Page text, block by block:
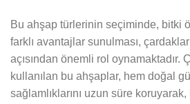
Bu ahşap türlerinin seçiminde, bitki
farklı avantajlar sunulması,
açısından önemli rol oynamaktadır.
kullanılan bu ahşaplar, hem doğal
sağlamlıklarını uzun süre koruyarak,